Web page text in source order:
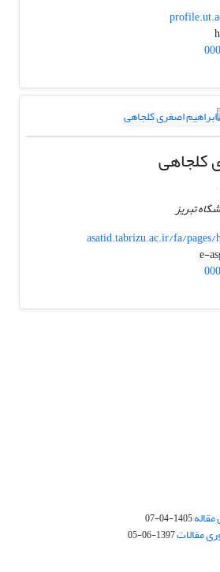
کلجاهی
تبریز
asatid.tabrizu.ac.ir/fa/pages/
1405-04-07
مقالات1397-06-05